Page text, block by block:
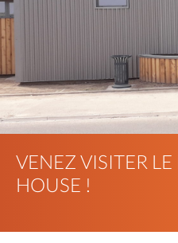
VENEZ VISITER
HOUSE !